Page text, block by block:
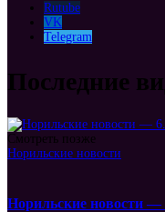
Rutube
VK
Telegram
Последние
Смотреть позже
Норильские новости
Норильские новости —